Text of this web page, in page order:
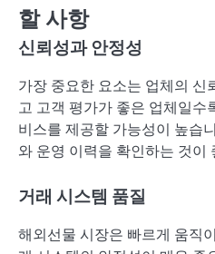
할 사항
신뢰성과 안정성
가장 중요한 요소는 업체의 신
고 고객 평가가 좋은 업체일수
비스를 제공할 가능성이 높습
와 운영 이력을 확인하는 것이
거래 시스템 품질
해외선물 시장은 빠르게 움직